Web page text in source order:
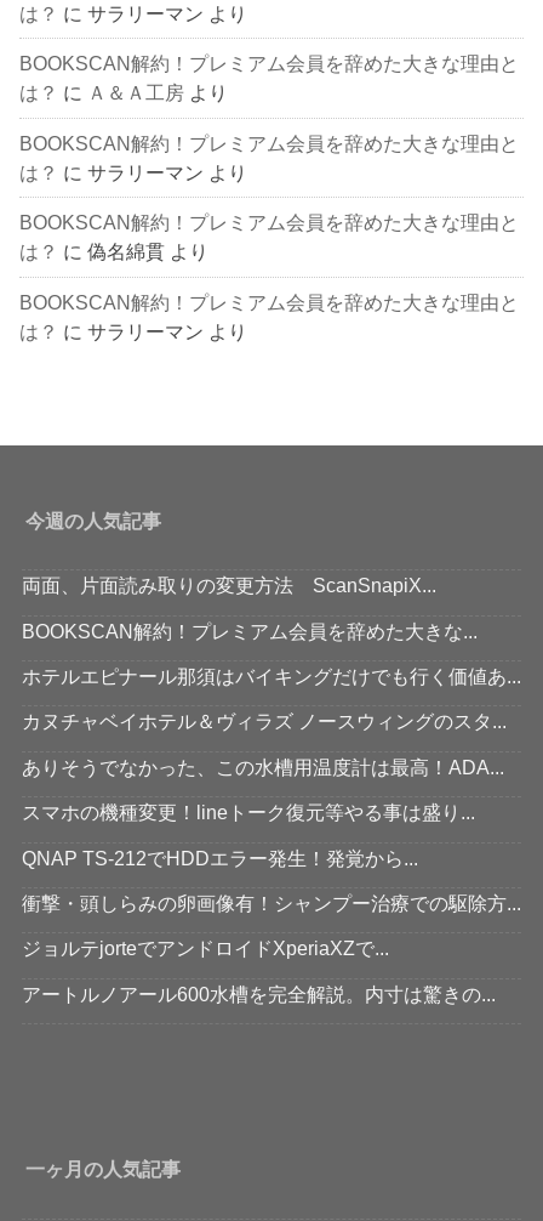
は？ にサラリーマン より
BOOKSCAN解約！プレミアム会員を辞めた大きな理由と
は？ に Ａ＆Ａ工房 より
BOOKSCAN解約！プレミアム会員を辞めた大きな理由と
は？ にサラリーマン より
BOOKSCAN解約！プレミアム会員を辞めた大きな理由と
は？ に偽名綿貫 より
BOOKSCAN解約！プレミアム会員を辞めた大きな理由と
は？ にサラリーマン より
今週の人気記事
両面、片面読み取りの変更方法 ScanSnapiX...
BOOKSCAN解約！プレミアム会員を辞めた大きな...
ホテルエピナール那須はバイキングだけでも行く価値あ...
カヌチャベイホテル＆ヴィラズ ノースウィングのスタ...
ありそうでなかった、この水槽用温度計は最高！ADA...
スマホの機種変更！lineトーク復元等やる事は盛り...
QNAP TS-212でHDDエラー発生！発覚から...
衝撃・頭しらみの卵画像有！シャンプー治療での駆除方...
ジョルテjorteでアンドロイドXperiaXZで...
アートルノアール600水槽を完全解説。内寸は驚きの...
一ヶ月の人気記事